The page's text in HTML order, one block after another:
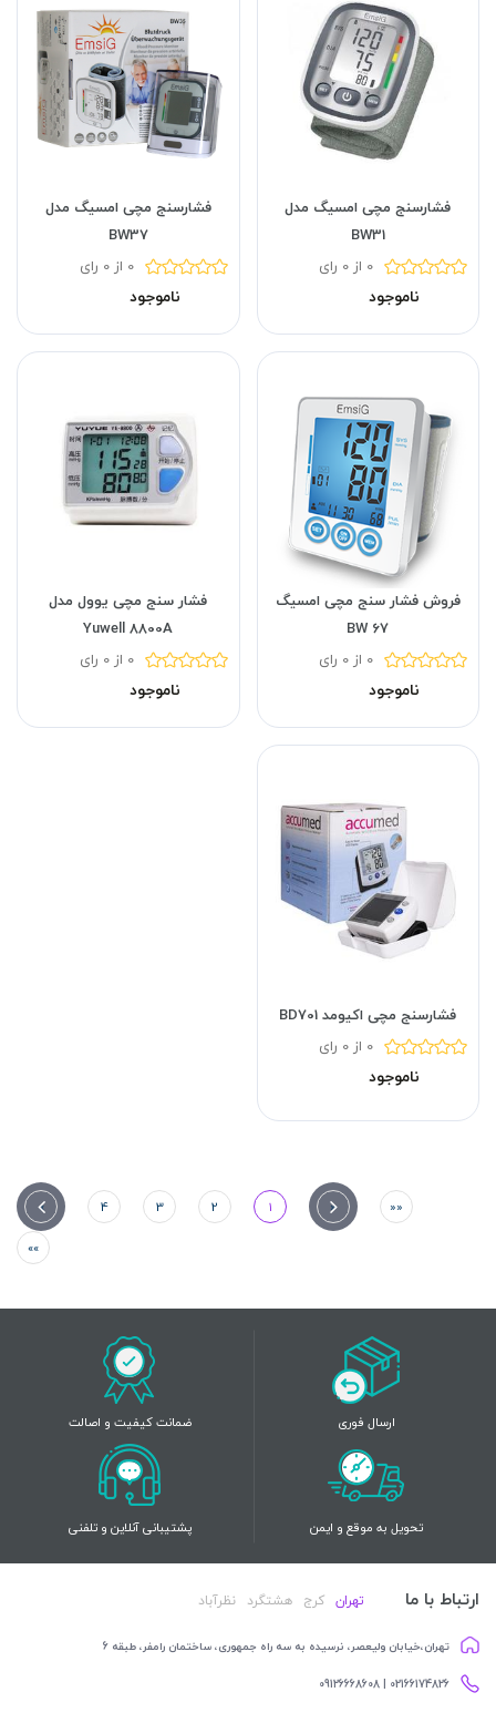
فشارسنج مچی امسیگ مدل
BW31
0 از 0 رای
ناموجود
فشارسنج مچی امسیگ مدل
BW37
0 از 0 رای
ناموجود
فروش فشار سنج مچی امسیگ
BW 67
0 از 0 رای
ناموجود
فشار سنج مچی یوول مدل
Yuwell 8800A
0 از 0 رای
ناموجود
فشارسنج مچی اکیومد BD701
0 از 0 رای
ناموجود
««
«
1
2
3
4
»
»»
ارسال فوری ضمانت کیفیت و اصالت
تحویل به موقع و ایمن پشتیبانی آنلاین و تلفنی
ارتباط با ما تهران کرج هشتگرد نظرآباد
تهران،خیابان ولیعصر، نرسیده به سه راه جمهوری، ساختمان رامفر، طبقه 6
02166174826 | 09126668608